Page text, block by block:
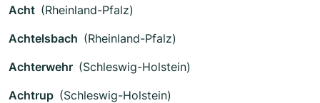
Acht (Rheinland-Pfalz)
Achtelsbach (Rheinland-Pfalz)
Achterwehr (Schleswig-Holstein)
Achtrup (Schleswig-Holstein)